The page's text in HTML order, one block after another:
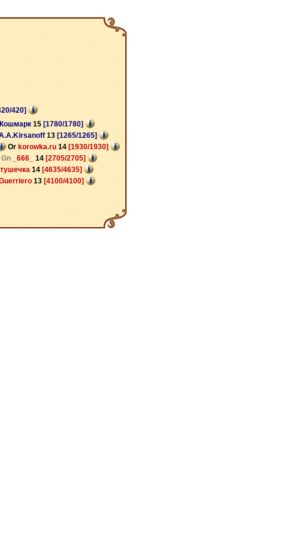
420]
Кошмарк 15 [1780/1780]
13 [1265/1265]
Or korowka.ru 14 [1930/1930]
Gn _666_ 14 [2705/2705]
14 [4635/4635]
13 [4100/4100]